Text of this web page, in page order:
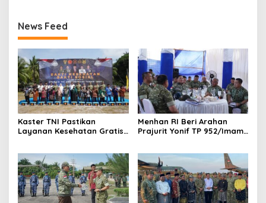
News Feed
Kaster TNI Pastikan
Layanan Kesehatan Gratis
untuk Masyarakat Lingga
Menhan RI Beri Arahan
Prajurit Yonif TP 952/Imam
Penguatan Satuan